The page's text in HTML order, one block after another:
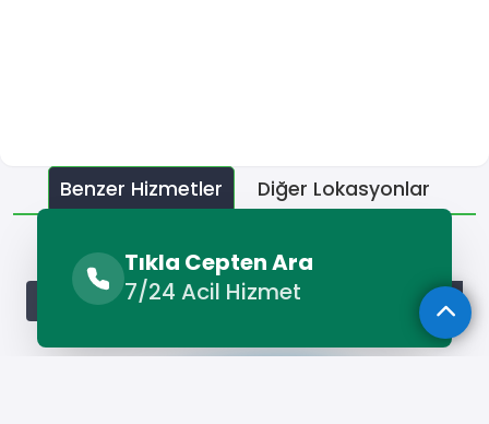
Tıkla Cepten Ara
7/24 Acil Hizmet
Benzer Hizmetler Diğer Lokasyonlar
Benzer Hizmetler
Ümraniye Elektrikçi Ümraniye Marangoz Ümraniye